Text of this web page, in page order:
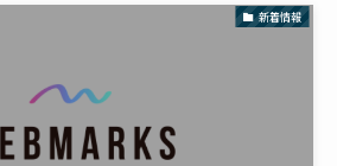
新着情報